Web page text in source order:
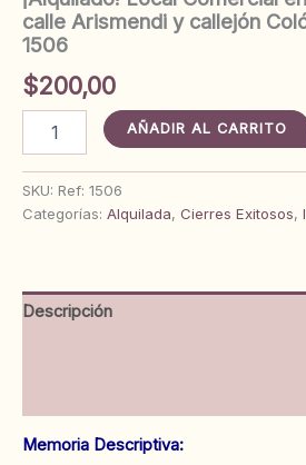
calle Arismendi y callejón
1506
$200,00
Local
en
calle
Arismendi
y
cantidad
AÑADIR AL CARRITO
SKU: Ref: 1506
Categorías: Alquilada, Cierres Exitosos,
Descripción
Memoria Descriptiva: